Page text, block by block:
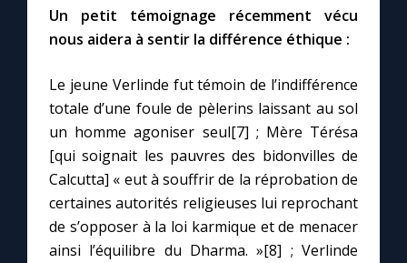
Un petit témoignage récemment vécu
nous aidera à sentir la différence éthique :
Le jeune Verlinde fut témoin de l’indifférence
totale d’une foule de pèlerins laissant au sol
un homme agoniser seul[7] ; Mère Térésa
[qui soignait les pauvres des bidonvilles de
Calcutta] « eut à souffrir de la réprobation de
certaines autorités religieuses lui reprochant
de s’opposer à la loi karmique et de menacer
ainsi l’équilibre du Dharma. »[8] ; Verlinde